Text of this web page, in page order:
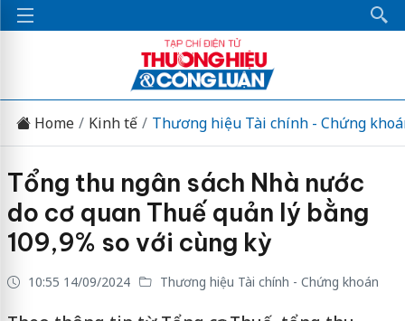
Home Kinh tế Thương hiệu Tài chính - Chứng
Tổng thu ngân sách Nhà nước
do cơ quan Thuế quản lý bằng
109,9% so với cùng kỳ
10:55 14/09/2024 Thương hiệu Tài chính - Chứng khoán